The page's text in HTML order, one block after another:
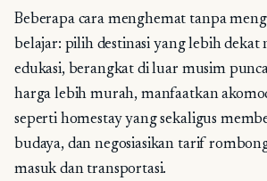
Beberapa cara menghemat tanpa
belajar: pilih destinasi yang lebih dekat
edukasi, berangkat di luar musim
harga lebih murah, manfaatkan
seperti homestay yang sekaligus
budaya, dan negosiasikan tarif
masuk dan transportasi.